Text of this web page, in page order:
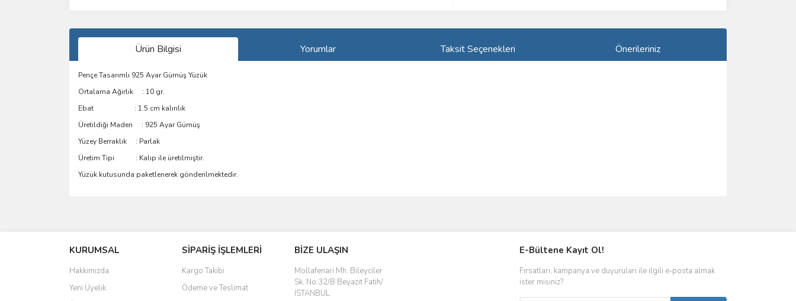
Ürün Bilgisi Yorumlar Taksit Seçenekleri Önerileriniz
Pençe Tasarımlı 925 Ayar Gümüş Yüzük
Ortalama Ağırlık : 10 gr.
Ebat : 1.5 cm kalınlık
Üretildiği Maden : 925 Ayar Gümüş
Yüzey Berraklık : Parlak
Üretim Tipi : Kalıp ile üretilmiştir.
Yüzük kutusunda paketlenerek gönderilmektedir.
Ürün resmi kalitesiz, bozuk veya görüntülenemiyor.
Ürün açıklamasında eksik bilgiler bulunuyor.
Ürün bilgilerinde hatalar bulunuyor.
KURUMSAL
Hakkımızda
Yeni Üyelik
SİPARİŞ İŞLEMLERİ
Kargo Takibi
Ödeme ve Teslimat
BİZE ULAŞIN
Mollafenari Mh. Bileyciler
Sk. No:32/B Beyazıt Fatih/
İSTANBUL
E-Bültene Kayıt Ol!
Fırsatları, kampanya ve duyuruları ile ilgili e-posta almak
ister misiniz?